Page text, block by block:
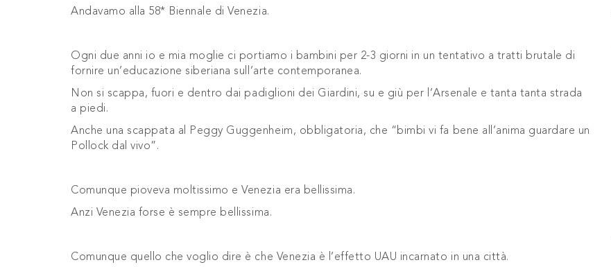
Andavamo alla 58* Biennale di Venezia.
Ogni due anni io e mia moglie ci portiamo i bambini per 2-3 giorni in un tentativo a tratti brutale di
fornire un’educazione siberiana sull’arte contemporanea.
Non si scappa, fuori e dentro dai padiglioni dei Giardini, su e giù per l’Arsenale e tanta tanta strada
a piedi.
Anche una scappata al Peggy Guggenheim, obbligatoria, che “bimbi vi fa bene all’anima guardare un
Pollock dal vivo”.
Comunque pioveva moltissimo e Venezia era bellissima.
Anzi Venezia forse è sempre bellissima.
Comunque quello che voglio dire è che Venezia è l’effetto UAU incarnato in una città.